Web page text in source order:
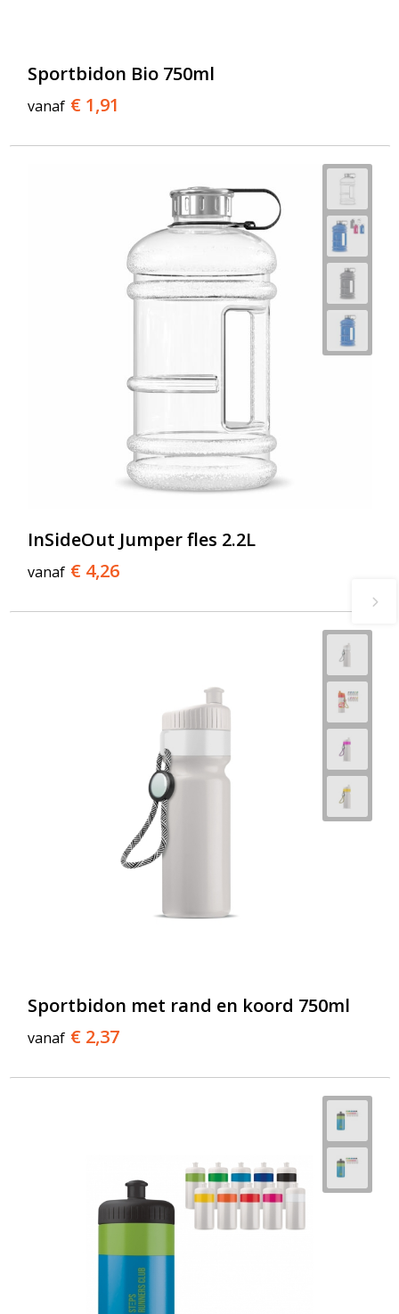
Sportbidon Bio 750ml
vanaf € 1,91
InSideOut Jumper fles 2.2L
vanaf € 4,26
Sportbidon met rand en koord 750ml
vanaf € 2,37